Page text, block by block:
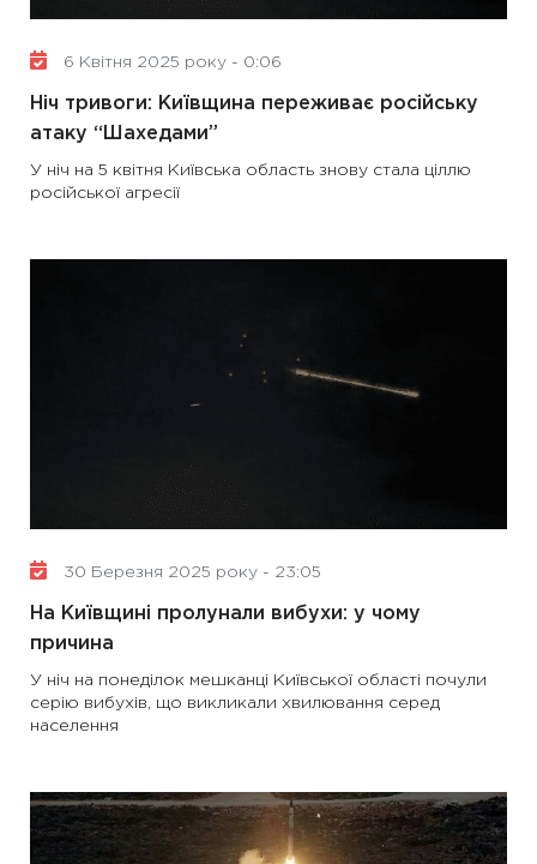
6 Квітня 2025 року - 0:06
Ніч тривоги: Київщина переживає російську
атаку “Шахедами”
У ніч на 5 квітня Київська область знову стала ціллю
російської агресії
30 Березня 2025 року - 23:05
На Київщині пролунали вибухи: у чому
причина
У ніч на понеділок мешканці Київської області почули
серію вибухів, що викликали хвилювання серед
населення